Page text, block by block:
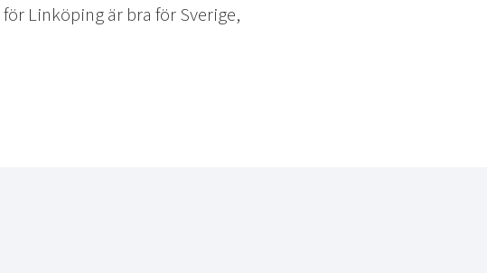
Linköping är bra för Sverige,